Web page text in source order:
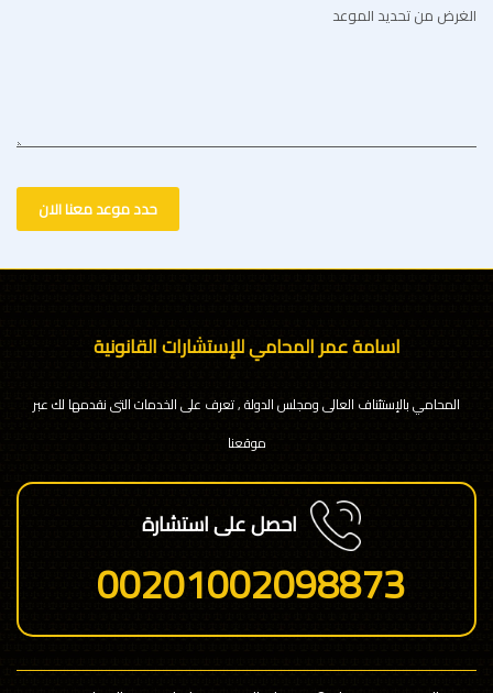
الغرض من تحديد الموعد
حدد موعد معنا الان
اسامة عمر المحامي للإستشارات القانونية
المحامي بالإستئناف العالى ومجلس الدولة , تعرف على الخدمات التى نقدمها لك عبر
موقعنا
احصل على استشارة
00201002098873